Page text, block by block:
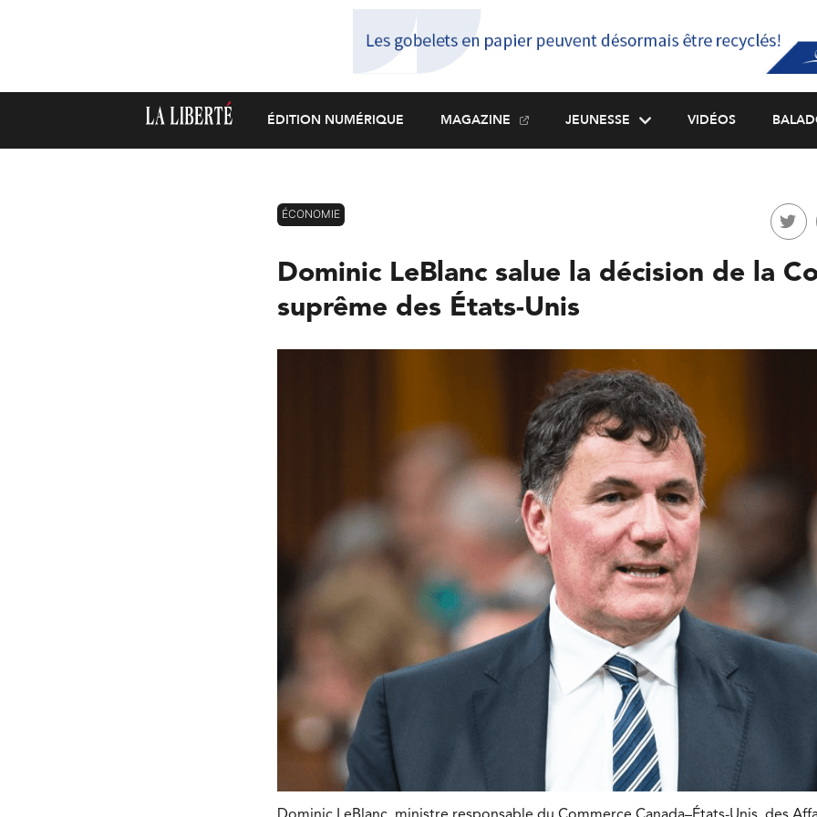
ÉDITION NUMÉRIQUE MAGAZINE JEUNESSE VIDÉOS
ÉCONOMIE
Dominic LeBlanc salue la décision de la
suprême des États-Unis